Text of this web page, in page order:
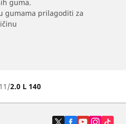
guma.
gumama prilagoditi za
2.0 L 140